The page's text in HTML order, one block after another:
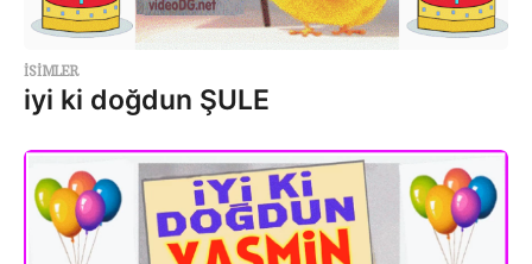
ISIMLER
iyi ki doğdun ŞULE